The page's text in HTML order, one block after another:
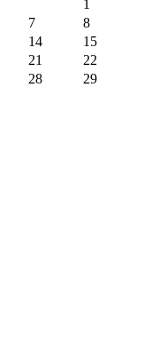
1
7
8
14
15
21
22
28
29